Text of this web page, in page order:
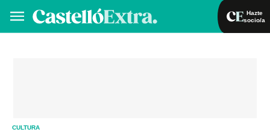
Hazte
socio/a
CULTURA